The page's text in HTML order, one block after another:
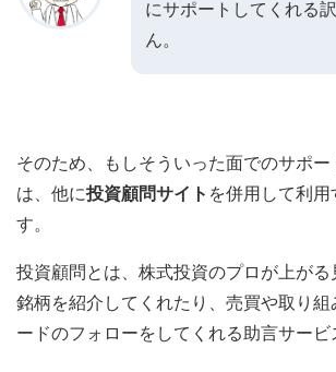
にサポートしてくれる
ん。
そのため、もしそういった面でのサポー
は、他に投資顧問サイト を併用して利
す。
投資顧問とは、株式投資のプロが上がる
銘柄を紹介してくれたり、売買や取り組
ードのフォローをしてくれる助言サービ